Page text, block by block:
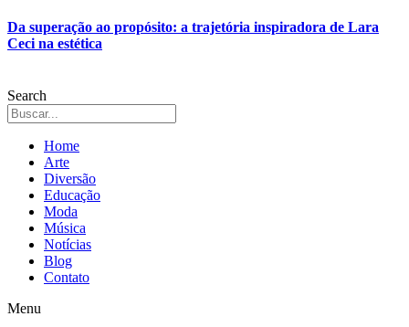
Da superação ao propósito: a trajetória inspiradora de Lara
Ceci na estética
Search
Home
Arte
Diversão
Educação
Moda
Música
Notícias
Blog
Contato
Menu